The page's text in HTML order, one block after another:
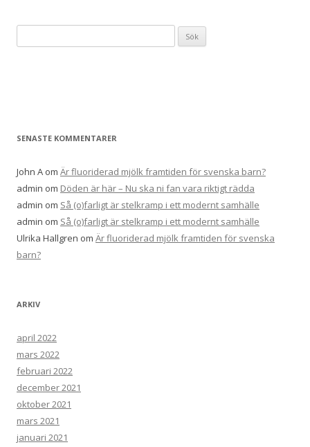
efter:
SENASTE KOMMENTARER
John A om Är fluoriderad mjölk framtiden för svenska barn?
admin om Döden är här – Nu ska ni fan vara riktigt rädda
admin om Så (o)farligt är stelkramp i ett modernt samhälle
admin om Så (o)farligt är stelkramp i ett modernt samhälle
Ulrika Hallgren om Är fluoriderad mjölk framtiden för svenska
barn?
ARKIV
april 2022
mars 2022
februari 2022
december 2021
oktober 2021
mars 2021
januari 2021